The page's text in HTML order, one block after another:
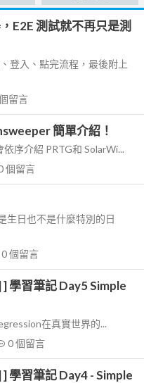
E2E 測試就不再只是測
登入、點完流程，最後附上
留言
簡單介紹！
序介紹 PRTG和 SolarWi...
個留言
生日也不是什麼特別的日
0個留言
學習筆記 Day5 Simple
在真實世界的...
0個留言
學習筆記 Day4 - Simple